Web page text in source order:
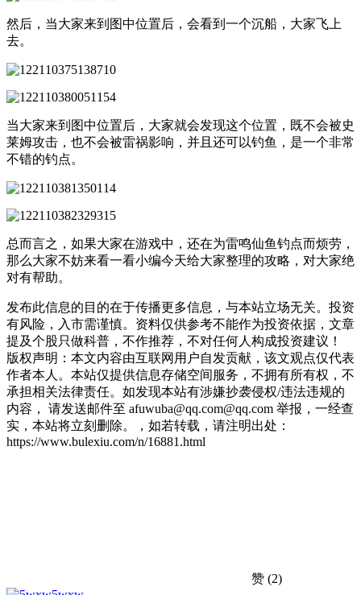
然后，当大家来到图中位置后，会看到一个沉船，大家飞上
去。
当大家来到图中位置后，大家就会发现这个位置，既不会被史
莱姆攻击，也不会被雷祸影响，并且还可以钓鱼，是一个非常
不错的钓点。
总而言之，如果大家在游戏中，还在为雷鸣仙鱼钓点而烦劳，
那么大家不妨来看一看小编今天给大家整理的攻略，对大家绝
对有帮助。
发布此信息的目的在于传播更多信息，与本站立场无关。投资
有风险，入市需谨慎。资料仅供参考不能作为投资依据，文章
提及个股只做科普，不作推荐，不对任何人构成投资建议！
版权声明：本文内容由互联网用户自发贡献，该文观点仅代表
作者本人。本站仅提供信息存储空间服务，不拥有所有权，不
承担相关法律责任。如发现本站有涉嫌抄袭侵权/违法违规的
内容， 请发送邮件至 afuwuba@qq.com@qq.com 举报，一经查
实，本站将立刻删除。，如若转载，请注明出处：
https://www.bulexiu.com/n/16881.html
赞 (2)